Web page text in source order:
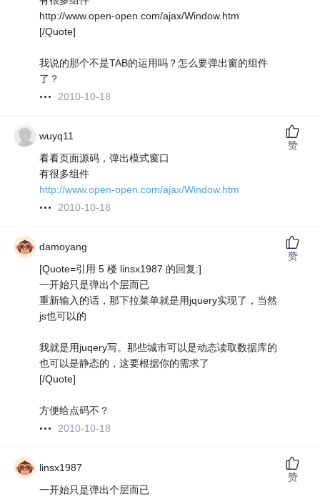
http://www.open-open.com/ajax/Window.htm
[/Quote]
我说的那个不是TAB的运用吗？怎么要弹出窗的组件
了？
2010-10-18
wuyq11
看看页面源码，弹出模式窗口
有很多组件
http://www.open-open.com/ajax/Window.htm
2010-10-18
赞
damoyang
[Quote=引用 5 楼 linsx1987 的回复:]
一开始只是弹出个层而已
重新输入的话，那下拉菜单就是用jquery实现了，当然
js也可以的
我就是用juqery写。那些城市可以是动态读取数据库的
也可以是静态的，这要根据你的需求了
[/Quote]
方便给点码不？
2010-10-18
赞
linsx1987
一开始只是弹出个层而已
赞